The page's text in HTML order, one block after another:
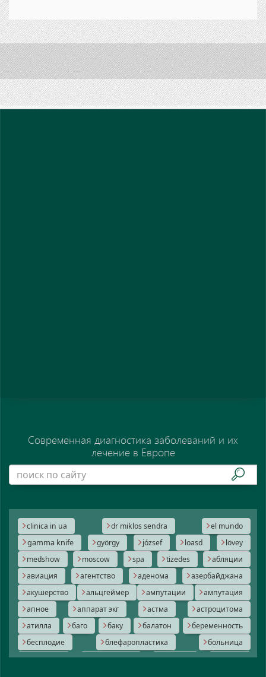
Современная диагностика заболеваний и их
лечение в Европе
clinica in ua dr miklos sendra el mundo
gamma knife györgy józsef loasd
lövey
medshow
moscow spa tizedes
абляции
авиация
агентство аденома
азербайджана
акушерство
альцгеймер ампутации
ампутация
апное
аппарат экг астма
астроцитома
атилла
баго баку балатон
беременность
бесплодие
блефаропластика
больница
будапешт
вакцинация варикоз
велнес